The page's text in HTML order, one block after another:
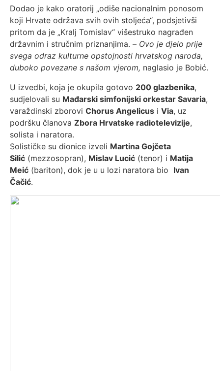
Dodao je kako oratorij „odiše nacionalnim ponosom
koji Hrvate održava svih ovih stoljeća“, podsjetivši
pritom da je „Kralj Tomislav“ višestruko nagrađen
državnim i stručnim priznanjima. – Ovo je djelo prije
svega odraz kulturne opstojnosti hrvatskog naroda,
duboko povezane s našom vjerom, naglasio je Bobić.
U izvedbi, koja je okupila gotovo 200 glazbenika,
sudjelovali su Mađarski simfonijski orkestar Savaria,
varaždinski zborovi Chorus Angelicus i Via, uz
podršku članova Zbora Hrvatske radiotelevizije,
solista i naratora.
Solističke su dionice izveli Martina Gojčeta
Silić (mezzosopran), Mislav Lucić (tenor) i Matija
Meić (bariton), dok je u u lozi naratora bio Ivan
Čačić.